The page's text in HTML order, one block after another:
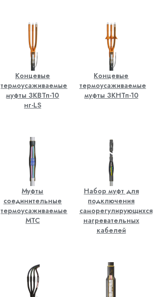
Концевые
термоусаживаемые
муфты 3КВТп-10
нг-LS
Концевые
термоусаживаемые
муфты 3КНТп-10
Муфты
соединительные
термоусаживаемые
МТС
Набор муфт для
подключения
саморегулирующихся
нагревательных
кабелей